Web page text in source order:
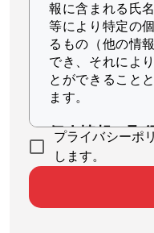
報に含まれる氏
等により特定の
るもの（他の情
でき、それによ
とができること
ます。
個人情報の取
当社は、適法か
情報を取得しま
個人情報の利
プライバシーポ
します。